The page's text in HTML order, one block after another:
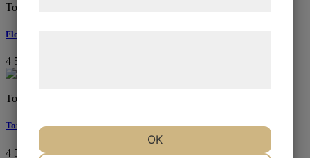
Tony Soulie
Flowers II
4 500
Tony Soulie
Totem V
4 500 kr
OK